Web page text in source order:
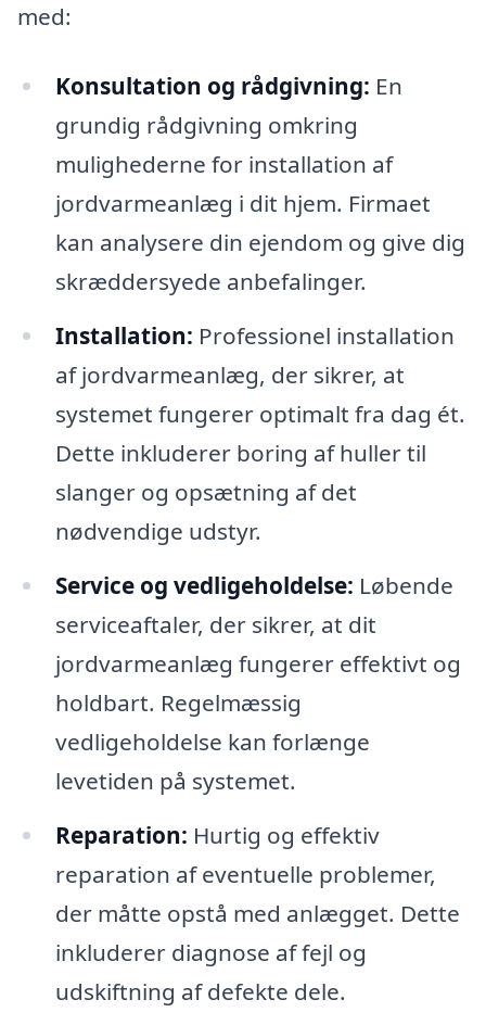
med:
Konsultation og rådgivning: En
grundig rådgivning omkring
mulighederne for installation af
jordvarmeanlæg i dit hjem. Firmaet
kan analysere din ejendom og give dig
skræddersyede anbefalinger.
Installation: Professionel installation
af jordvarmeanlæg, der sikrer, at
systemet fungerer optimalt fra dag ét.
Dette inkluderer boring af huller til
slanger og opsætning af det
nødvendige udstyr.
Service og vedligeholdelse: Løbende
serviceaftaler, der sikrer, at dit
jordvarmeanlæg fungerer effektivt og
holdbart. Regelmæssig
vedligeholdelse kan forlænge
levetiden på systemet.
Reparation: Hurtig og effektiv
reparation af eventuelle problemer,
der måtte opstå med anlægget. Dette
inkluderer diagnose af fejl og
udskiftning af defekte dele.